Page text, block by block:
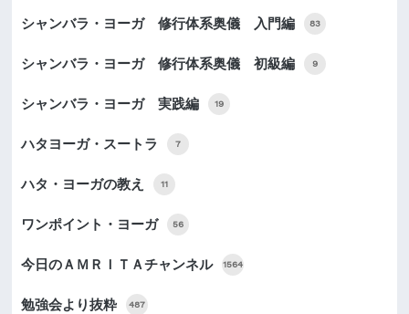
シャンバラ・ヨーガ 修行体系奥儀 入門編 83
シャンバラ・ヨーガ 修行体系奥儀 初級編 9
シャンバラ・ヨーガ 実践編 19
ハタヨーガ・スートラ 7
ハタ・ヨーガの教え 11
ワンポイント・ヨーガ 56
今日のＡＭＲＩＴＡチャンネル 1564
勉強会より抜粋 487